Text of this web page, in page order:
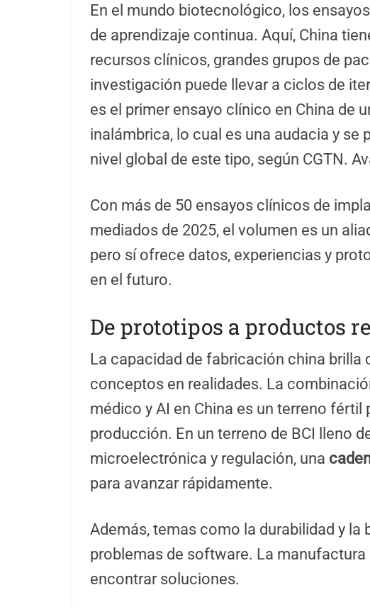
En el mundo biotecnológico, los
de aprendizaje continua. Aquí, China
recursos clínicos, grandes grupos de
investigación puede llevar a ciclos de
es el primer ensayo clínico en China de
inalámbrica, lo cual es una audacia y
nivel global de este tipo, según CGTN.
Con más de 50 ensayos clínicos de
mediados de 2025, el volumen es un
pero sí ofrece datos, experiencias y
en el futuro.
De prototipos a productos
La capacidad de fabricación china brilla
conceptos en realidades. La
médico y AI en China es un terreno
producción. En un terreno de BCI lleno
microelectrónica y regulación, una
para avanzar rápidamente.
Además, temas como la durabilidad y
problemas de software. La
encontrar soluciones.